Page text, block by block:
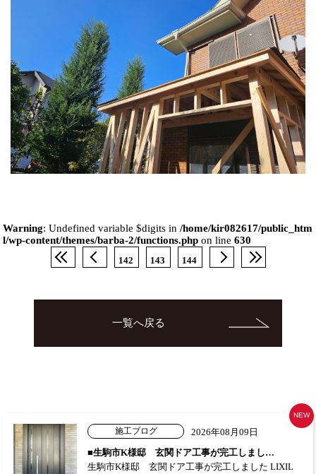
Warning: Undefined variable $digits in/home/kir082617/public_htm
l/wp-content/themes/barba-2/functions.php on line630
142 143 144
一覧へ戻る
施工ブログ
2026年08月09日
■生駒市K様邸 玄関ドア工事が完工しまし…
生駒市K様邸 玄関ドア工事が完工しました LIXIL
NEW